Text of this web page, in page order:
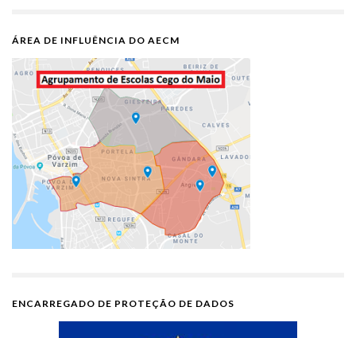
ÁREA DE INFLUÊNCIA DO AECM
ENCARREGADO DE PROTEÇÃO DE DADOS